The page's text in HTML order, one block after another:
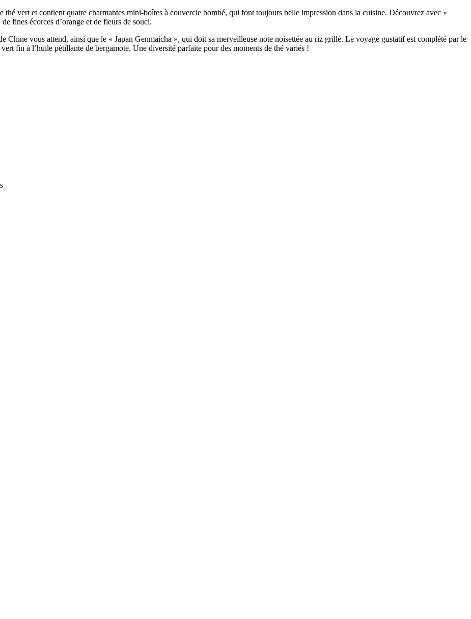
vert et contient quatre charmantes mini-boîtes à couvercle bombé, qui font toujours belle impression dans la cuisine. Découvrez avec «
fines écorces d’orange et de fleurs de souci.
Chine vous attend, ainsi que le « Japan Genmaicha », qui doit sa merveilleuse note noisettée au riz grillé. Le voyage gustatif est complété par le
fin à l’huile pétillante de bergamote. Une diversité parfaite pour des moments de thé variés !